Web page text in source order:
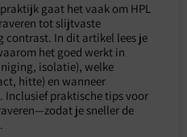
gaat het vaak om HPL
tot slijtvaste
contrast. In dit artikel lees je
het goed werkt in
isolatie), welke
hitte) en wanneer
Inclusief praktische tips voor
je sneller de